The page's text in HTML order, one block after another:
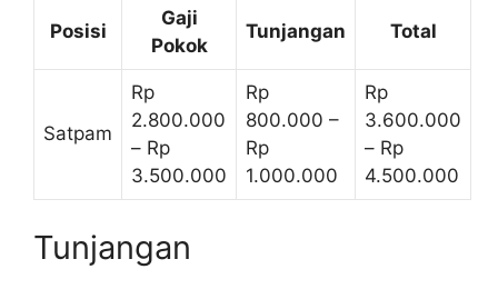
Posisi
Gaji
Pokok
Tunjangan Total
Satpam
Rp
2.800.000
– Rp
3.500.000
Rp
800.000 –
Rp
1.000.000
Rp
3.600.000
– Rp
4.500.000
Tunjangan